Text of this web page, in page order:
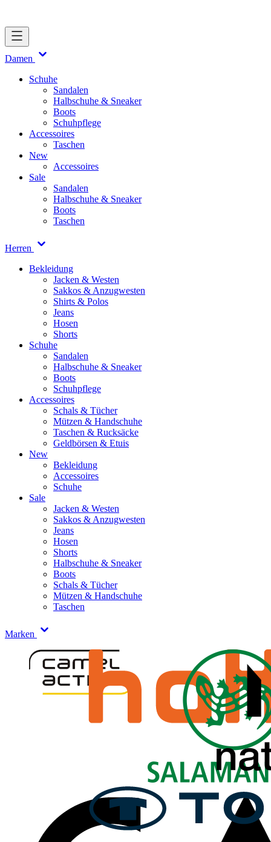
Damen
Schuhe
Sandalen
Halbschuhe & Sneaker
Boots
Schuhpflege
Accessoires
Taschen
New
Accessoires
Sale
Sandalen
Halbschuhe & Sneaker
Boots
Taschen
Herren
Bekleidung
Jacken & Westen
Sakkos & Anzugwesten
Shirts & Polos
Jeans
Hosen
Shorts
Schuhe
Sandalen
Halbschuhe & Sneaker
Boots
Schuhpflege
Accessoires
Schals & Tücher
Mützen & Handschuhe
Taschen & Rucksäcke
Geldbörsen & Etuis
New
Bekleidung
Accessoires
Schuhe
Sale
Jacken & Westen
Sakkos & Anzugwesten
Jeans
Hosen
Shorts
Halbschuhe & Sneaker
Boots
Schals & Tücher
Mützen & Handschuhe
Taschen
Marken